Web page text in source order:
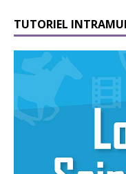
TUTORIEL